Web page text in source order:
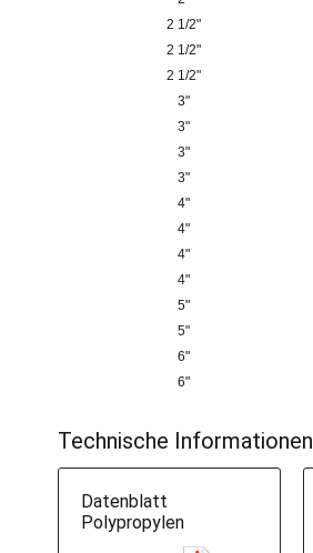
2 1/2"
2 1/2"
2 1/2"
3"
3"
3"
3"
4"
4"
4"
4"
5"
5"
6"
6"
Technische Informationen
Datenblatt
Polypropylen